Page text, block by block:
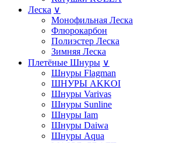
Леска ∨
Монофильная Леска
Флюрокарбон
Полиэстер Леска
Зимняя Леска
Плетёные Шнуры ∨
Шнуры Flagman
ШНУРЫ AKKOI
Шнуры Varivas
Шнуры Sunline
Шнуры Iam
Шнуры Daiwa
Шнуры Aqua